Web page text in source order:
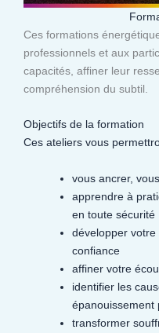
Ces formations
professionnels et aux
capacités, affiner leur
compréhension du subtil.​
Objectifs de la formation
Ces ateliers vous
vous ancrer,
apprendre à
en toute sécurité
développer
confiance
affiner votre
identifier les
épanouissement
transformer